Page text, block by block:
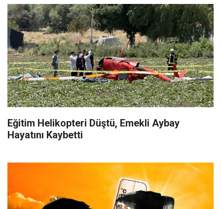
Eğitim Helikopteri Düştü, Emekli Aybay
Hayatını Kaybetti